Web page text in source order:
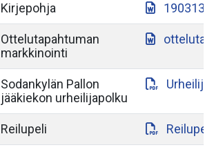
Kirjepohja 190313-
Ottelutapahtuman
markkinointi
Sodankylän Pallon
jääkiekon urheilijapolku
Reilupeli